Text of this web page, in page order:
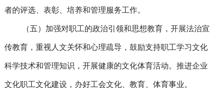
者的评选、表彰、培养和管理服务工作。
（五）加强对职工的政治引领和思想教育，开展法治宣
传教育，重视人文关怀和心理疏导，鼓励支持职工学习文化
科学技术和管理知识，开展健康的文化体育活动。推进企业
文化职工文化建设，办好工会文化、教育、体育事业。